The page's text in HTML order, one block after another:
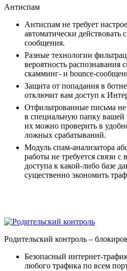
Антиспам
Антиспам не требует
автоматически действовать
сообщения.
Разные технологии
вероятность
скамминг- и bounce-
Защита от попадания в
отключит вам доступ к
Отфильтрованные письма
в специальную папку
их можно проверить в
ложных срабатываний.
Модуль спам-анализатора
работы не требуется связи
доступа к какой-либо базе
существенно экономить
Родительский контроль –
Безопасный интернет-
любого трафика по всем